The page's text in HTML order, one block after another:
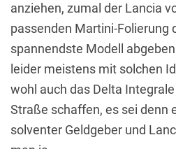
anziehen, zumal der Lancia
passenden Martini-Folierung
spannendste Modell
leider meistens mit solchen
wohl auch das Delta
Straße schaffen, es sei denn
solventer Geldgeber und